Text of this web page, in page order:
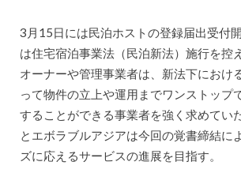
3月15日には民泊ホストの登録届出受付
は住宅宿泊事業法（民泊新法）施行を控
オーナーや管理事業者は、新法下におけ
って物件の立上や運用までワンストップ
することができる事業者を強く求めてい
とエボラブルアジアは今回の覚書締結に
ズに応えるサービスの進展を目指す。